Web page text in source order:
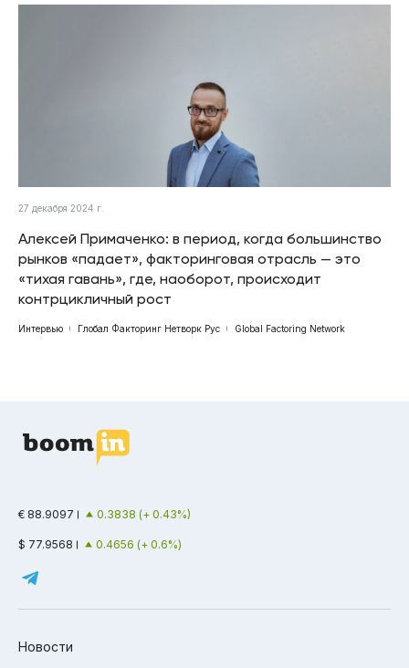
27 декабря 2024 г.
Алексей Примаченко: в период, когда большинство
рынков «падает», факторинговая отрасль — это
«тихая гавань», где, наоборот, происходит
контрцикличный рост
Интервью Глобал Факторинг Нетворк Рус Global Factoring Network
€ 88.9097 0.3838 (+ 0.43%)
$ 77.9568 0.4656 (+ 0.6%)
Новости